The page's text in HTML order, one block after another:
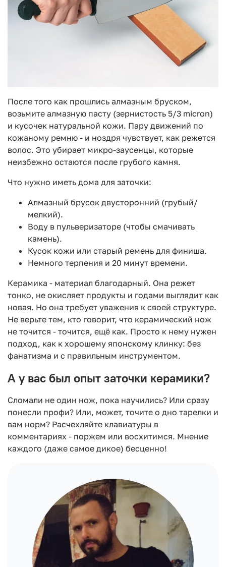
После того как прошлись алмазным бруском,
возьмите алмазную пасту (зернистость 5/3 micron)
и кусочек натуральной кожи. Пару движений по
кожаному ремню - и ноздря чувствует, как режется
волос. Это убирает микро-заусенцы, которые
неизбежно остаются после грубого камня.
Что нужно иметь дома для заточки:
Алмазный брусок двусторонний (грубый/
мелкий).
Воду в пульверизаторе (чтобы смачивать
камень).
Кусок кожи или старый ремень для финиша.
Немного терпения и 20 минут времени.
Керамика - материал благодарный. Она режет
тонко, не окисляет продукты и годами выглядит как
новая. Но она требует уважения к своей структуре.
Не верьте тем, кто говорит, что керамический нож
не точится - точится, ещё как. Просто к нему нужен
подход, как к хорошему японскому клинку: без
фанатизма и с правильным инструментом.
А у вас был опыт заточки керамики?
Сломали не один нож, пока научились? Или сразу
понесли профи? Или, может, точите о дно тарелки и
вам норм? Расчехляйте клавиатуры в
комментариях - поржем или восхитимся. Мнение
каждого (даже самое дикое) бесценно!